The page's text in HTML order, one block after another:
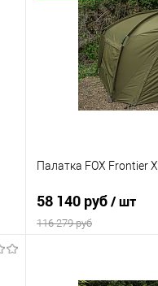
Палатка FOX Frontier X
58 140 руб/ шт
116 279 руб